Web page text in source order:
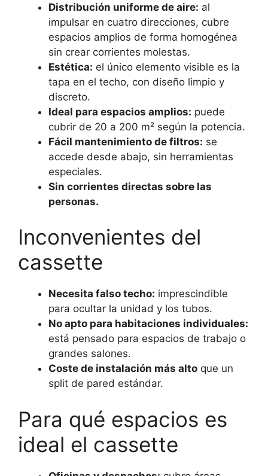
Distribución uniforme de aire: al
impulsar en cuatro direcciones, cubre
espacios amplios de forma homogénea
sin crear corrientes molestas.
Estética: el único elemento visible es la
tapa en el techo, con diseño limpio y
discreto.
Ideal para espacios amplios: puede
cubrir de 20 a 200 m² según la potencia.
Fácil mantenimiento de filtros: se
accede desde abajo, sin herramientas
especiales.
Sin corrientes directas sobre las
personas.
Inconvenientes del
cassette
Necesita falso techo: imprescindible
para ocultar la unidad y los tubos.
No apto para habitaciones individuales:
está pensado para espacios de trabajo o
grandes salones.
Coste de instalación más alto que un
split de pared estándar.
Para qué espacios es
ideal el cassette